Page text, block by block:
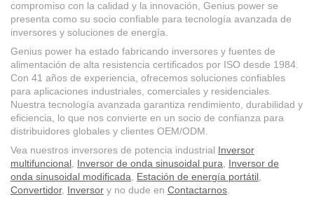
compromiso con la calidad y la innovación, Genius power se
presenta como su socio confiable para tecnología avanzada de
inversores y soluciones de energía.
Genius power ha estado fabricando inversores y fuentes de
alimentación de alta resistencia certificados por ISO desde 1984.
Con 41 años de experiencia, ofrecemos soluciones confiables
para aplicaciones industriales, comerciales y residenciales.
Nuestra tecnología avanzada garantiza rendimiento, durabilidad y
eficiencia, lo que nos convierte en un socio de confianza para
distribuidores globales y clientes OEM/ODM.
Vea nuestros inversores de potencia industrial
Inversor
multifuncional , Inversor de onda sinusoidal pura,
Inversor de
onda sinusoidal modificada, Estación de energía portátil ,
Convertidor, Inversor y no dude en Contactarnos.